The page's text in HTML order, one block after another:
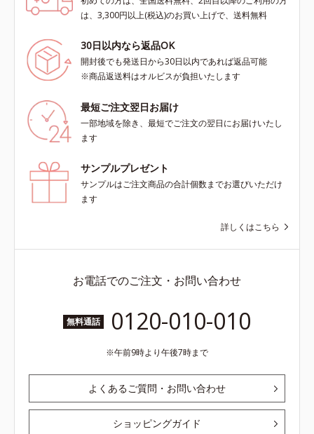
は、3,300円以上(税込)のお買い上げで、送料無料
30日以内なら返品OK
開封後でも発送日から30日以内であれば返品可能
※商品返送料はオルビスが負担いたします
最短ご注文翌日お届け
一部地域を除き、最短でご注文の翌日にお届けいたし
ます
サンプルプレゼント
サンプルはご注文商品の合計個数までお選びいただけ
ます
詳しくはこちら
お電話でのご注文・お問い合わせ
無料通話 0120-010-010
午前9時より午後7時まで
よくあるご質問・お問い合わせ
ショッピングガイド